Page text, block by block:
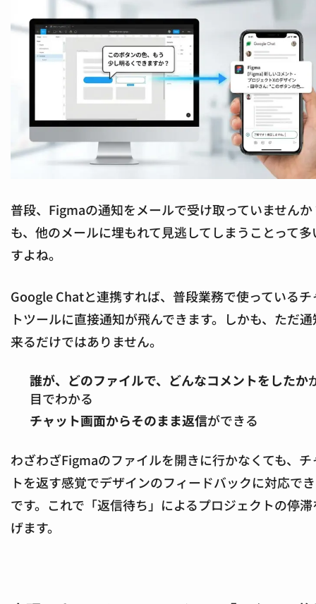
普段、Figmaの通知をメールで受け取っていません
も、他のメールに埋もれて見逃してしまうことって多
すよね。
Google Chatと連携すれば、普段業務で使っているチ
トツールに直接通知が飛んできます。しかも、ただ
来るだけではありません。
誰が、どのファイルで、どんなコメントをしたか
目でわかる
チャット画面からそのまま返信ができる
わざわざFigmaのファイルを開きに行かなくても、チ
トを返す感覚でデザインのフィードバックに対応で
です。これで「返信待ち」によるプロジェクトの停
げます。